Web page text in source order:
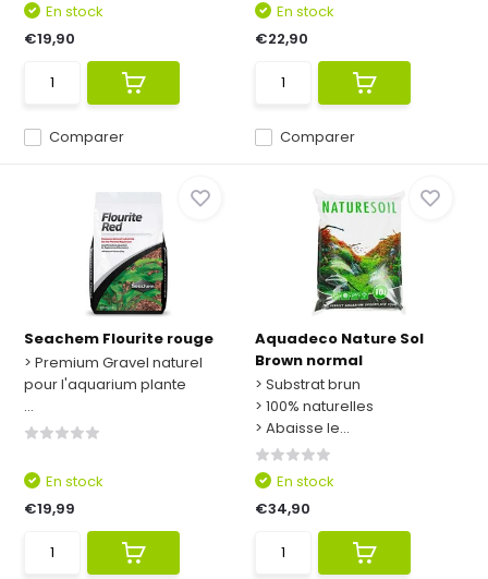
Comparer
En stock
€19,90
Comparer
En stock
€22,90
Seachem Flourite rouge
> Premium Gravel naturel
pour l'aquarium plante
...
En stock
€19,99
Aquadeco Nature Sol
Brown normal
> Substrat brun
> 100% naturelles
> Abaisse le...
En stock
€34,90